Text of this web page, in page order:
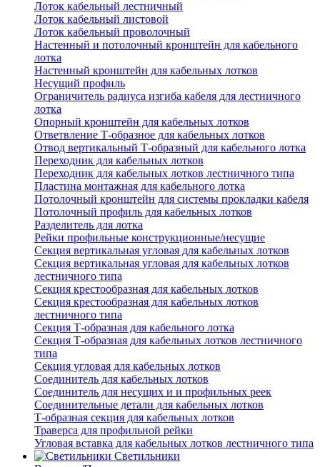
Лоток кабельный лестничный
Лоток кабельный листовой
Лоток кабельный проволочный
Настенный и потолочный кронштейн для кабельного
лотка
Настенный кронштейн для кабельных лотков
Несущий профиль
Ограничитель радиуса изгиба кабеля для лестничного
лотка
Опорный кронштейн для кабельных лотков
Ответвление Т-образное для кабельных лотков
Отвод вертикальный Т-образный для кабельного лотка
Переходник для кабельных лотков
Переходник для кабельных лотков лестничного типа
Пластина монтажная для кабельного лотка
Потолочный кронштейн для системы прокладки кабеля
Потолочный профиль для кабельных лотков
Разделитель для лотка
Рейки профильные конструкционные/несущие
Секция вертикальная угловая для кабельных лотков
Секция вертикальная угловая для кабельных лотков
лестничного типа
Секция крестообразная для кабельных лотков
Секция крестообразная для кабельных лотков
лестничного типа
Секция Т-образная для кабельного лотка
Секция Т-образная для кабельных лотков лестничного
типа
Секция угловая для кабельных лотков
Соединитель для кабельных лотков
Соединитель для несущих и и профильных реек
Соединительные детали для кабельных лотков
Т-образная секция для кабельных лотков
Траверса для профильной рейки
Угловая вставка для кабельных лотков лестничного типа
Светильники